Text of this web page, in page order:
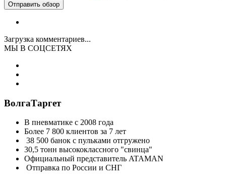
Загрузка комментариев...
МЫ В СОЦСЕТЯХ
ВолгаТаргет
В пневматике с 2008 года
Более 7 800 клиентов за 7 лет
38 500 банок с пульками отгружено
30,5 тонн высококлассного "свинца"
Официальный представитель ATAMAN
Отправка по России и СНГ